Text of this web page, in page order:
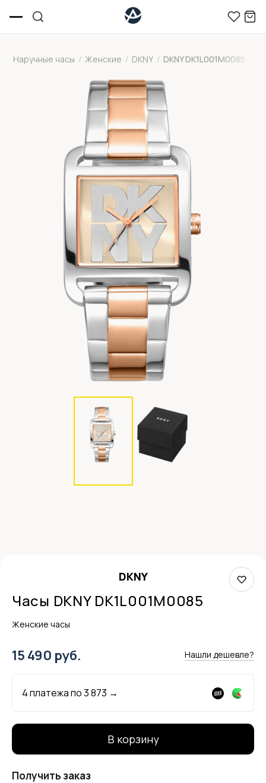
Наручные часы / Женские / DKNY / DKNY DK1L001M0085
DKNY
Часы DKNY DK1L001M0085
Женские часы
15 490 руб. Нашли дешевле?
4 платежа по3 873 →
В корзину
Получить заказ